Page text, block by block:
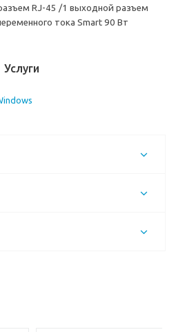
RJ-45 /1 выходной разъем
тока Smart 90 Вт
Услуги